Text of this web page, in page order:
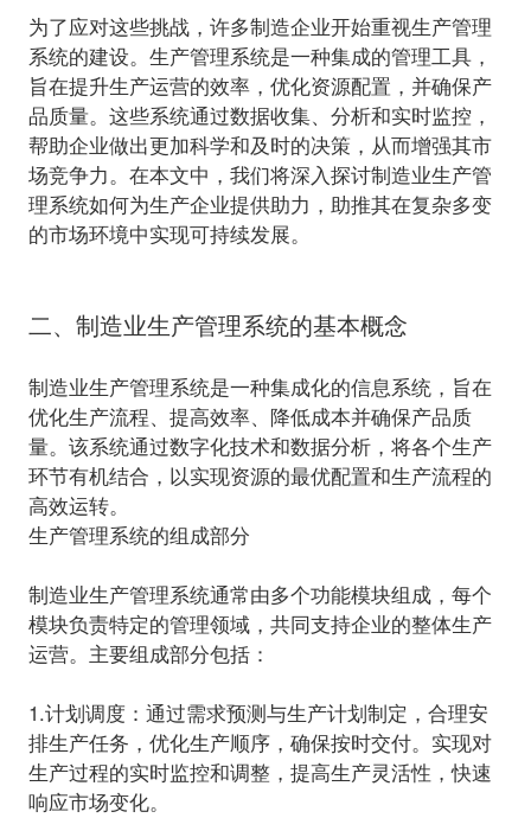
为了应对这些挑战，许多制造企业开始重视生产管理
系统的建设。生产管理系统是一种集成的管理工具，
旨在提升生产运营的效率，优化资源配置，并确保产
品质量。这些系统通过数据收集、分析和实时监控，
帮助企业做出更加科学和及时的决策，从而增强其市
场竞争力。在本文中，我们将深入探讨制造业生产管
理系统如何为生产企业提供助力，助推其在复杂多变
的市场环境中实现可持续发展。
二、制造业生产管理系统的基本概念
制造业生产管理系统是一种集成化的信息系统，旨在
优化生产流程、提高效率、降低成本并确保产品质
量。该系统通过数字化技术和数据分析，将各个生产
环节有机结合，以实现资源的最优配置和生产流程的
高效运转。
生产管理系统的组成部分
制造业生产管理系统通常由多个功能模块组成，每个
模块负责特定的管理领域，共同支持企业的整体生产
运营。主要组成部分包括：
1.计划调度： 通过需求预测与生产计划制定，合理安
排生产任务，优化生产顺序，确保按时交付。实现对
生产过程的实时监控和调整，提高生产灵活性，快速
响应市场变化。